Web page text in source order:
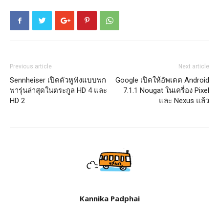
Previous article
Sennheiser เปิดตัวหูฟังแบบพก
พารุ่นล่าสุดในตระกูล HD 4 และ
HD 2
Next article
Google เปิดให้อัพเดต Android
7.1.1 Nougat ในเครื่อง Pixel
และ Nexus แล้ว
Kannika Padphai